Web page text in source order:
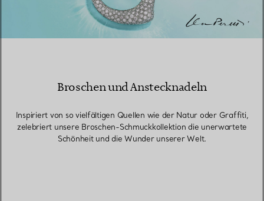
Broschen und Anstecknadeln
Inspiriert von so vielfältigen Quellen wie der Natur oder Graffiti,
zelebriert unsere Broschen-Schmuckkollektion die unerwartete
Schönheit und die Wunder unserer Welt.